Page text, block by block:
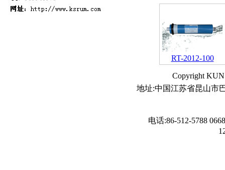
RT-2012-100
Copyright
地址:中国江苏省昆山市
电话:86-512-5788